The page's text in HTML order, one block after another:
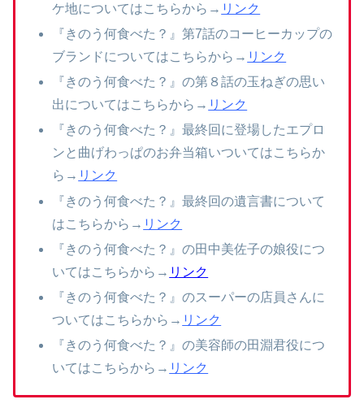
ケ地についてはこちらから→ リンク
『きのう何食べた？』第7話のコーヒーカップの
ブランドについてはこちらから→ リンク
『きのう何食べた？』の第８話の玉ねぎの思い
出についてはこちらから→ リンク
『きのう何食べた？』最終回に登場したエプロ
ンと曲げわっぱのお弁当箱いついてはこちらか
ら→ リンク
『きのう何食べた？』最終回の遺言書について
はこちらから→ リンク
『きのう何食べた？』の田中美佐子の娘役につ
いてはこちらから→ リンク
『きのう何食べた？』のスーパーの店員さんに
ついてはこちらから→ リンク
『きのう何食べた？』の美容師の田淵君役につ
いてはこちらから→ リンク